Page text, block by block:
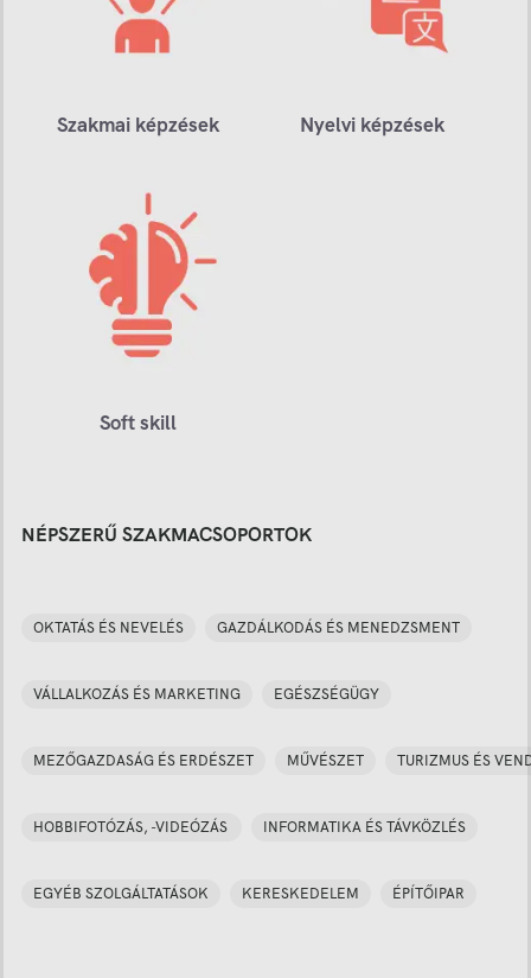
Szakmai képzések Nyelvi képzések
Soft skill
NÉPSZERŰ SZAKMACSOPORTOK
OKTATÁS ÉS NEVELÉS GAZDÁLKODÁS ÉS MENEDZSMENT
VÁLLALKOZÁS ÉS MARKETING EGÉSZSÉGÜGY
MEZŐGAZDASÁG ÉS ERDÉSZET MŰVÉSZET TURIZMUS ÉS
HOBBIFOTÓZÁS, -VIDEÓZÁS INFORMATIKA ÉS TÁVKÖZLÉS
EGYÉB SZOLGÁLTATÁSOK KERESKEDELEM ÉPÍTŐIPAR